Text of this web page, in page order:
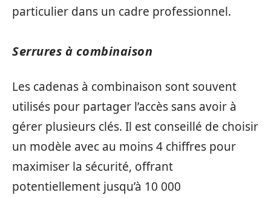
particulier dans un cadre professionnel.
Serrures à combinaison
Les cadenas à combinaison sont souvent
utilisés pour partager l’accès sans avoir à
gérer plusieurs clés. Il est conseillé de choisir
un modèle avec au moins 4 chiffres pour
maximiser la sécurité, offrant
potentiellement jusqu’à 10 000